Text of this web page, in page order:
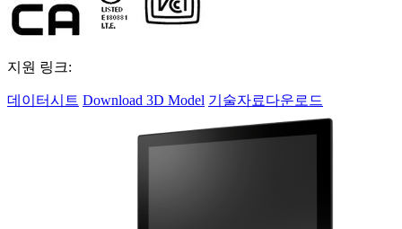
지원 링크:
데이터시트 Download 3D Model 기술자료다운로드